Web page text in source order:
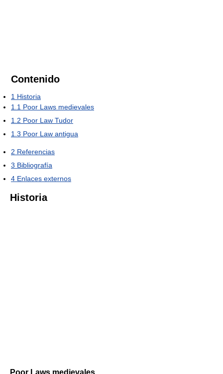
Contenido
1 Historia
1.1 Poor Laws medievales
1.2 Poor Law Tudor
1.3 Poor Law antigua
2 Referencias
3 Bibliografía
4 Enlaces externos
Historia